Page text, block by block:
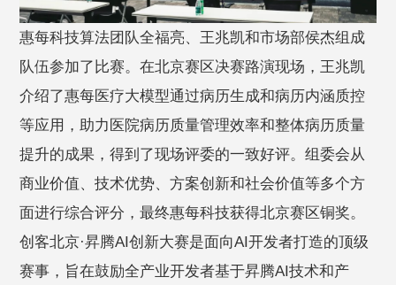
惠每科技算法团队全福亮、王兆凯和市场部侯杰组成
队伍参加了比赛。在北京赛区决赛路演现场，王兆凯
介绍了惠每医疗大模型通过病历生成和病历内涵质控
等应用，助力医院病历质量管理效率和整体病历质量
提升的成果，得到了现场评委的一致好评。组委会从
商业价值、技术优势、方案创新和社会价值等多个方
面进行综合评分，最终惠每科技获得北京赛区铜奖。
创客北京·昇腾AI创新大赛是面向AI开发者打造的顶级
赛事，旨在鼓励全产业开发者基于昇腾AI技术和产